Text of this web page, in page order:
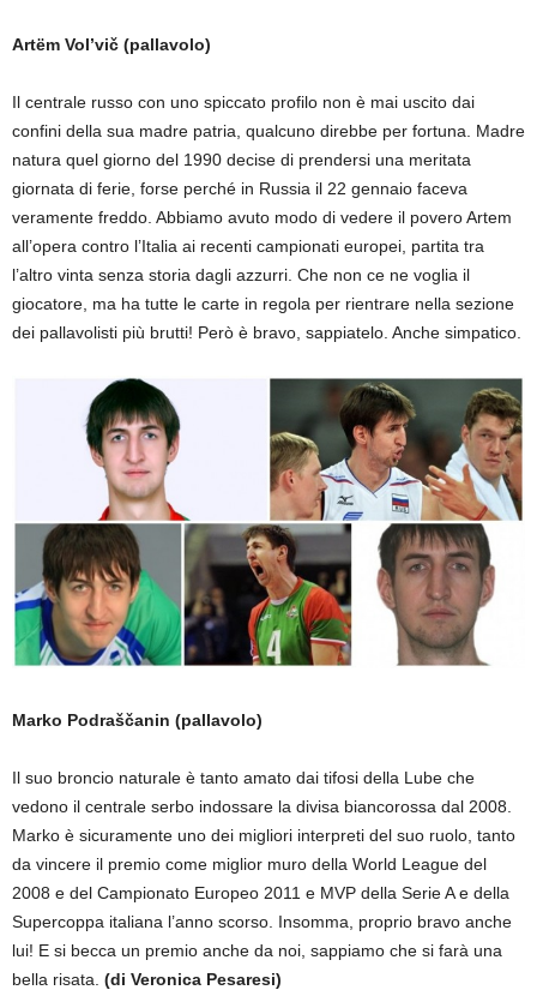
Artëm Vol’vič (pallavolo)
Il centrale russo con uno spiccato profilo non è mai uscito dai
confini della sua madre patria, qualcuno direbbe per fortuna. Madre
natura quel giorno del 1990 decise di prendersi una meritata
giornata di ferie, forse perché in Russia il 22 gennaio faceva
veramente freddo. Abbiamo avuto modo di vedere il povero Artem
all’opera contro l’Italia ai recenti campionati europei, partita tra
l’altro vinta senza storia dagli azzurri. Che non ce ne voglia il
giocatore, ma ha tutte le carte in regola per rientrare nella sezione
dei pallavolisti più brutti! Però è bravo, sappiatelo. Anche simpatico.
Marko Podraščanin (pallavolo)
Il suo broncio naturale è tanto amato dai tifosi della Lube che
vedono il centrale serbo indossare la divisa biancorossa dal 2008.
Marko è sicuramente uno dei migliori interpreti del suo ruolo, tanto
da vincere il premio come miglior muro della World League del
2008 e del Campionato Europeo 2011 e MVP della Serie A e della
Supercoppa italiana l’anno scorso. Insomma, proprio bravo anche
lui! E si becca un premio anche da noi, sappiamo che si farà una
bella risata. (di Veronica Pesaresi)